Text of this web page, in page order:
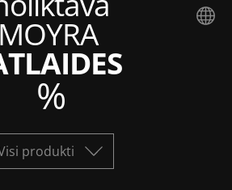
MOYRA
%
produkti